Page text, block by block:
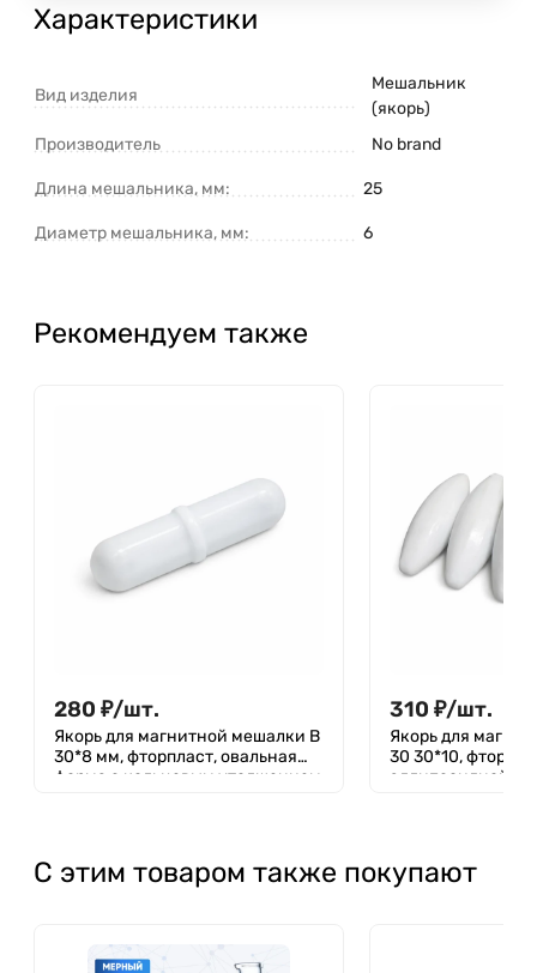
Характеристики
Вид изделия
Мешальник
(якорь)
Производитель
No brand
Длина мешальника, мм: 25
Диаметр мешальника, мм: 6
Рекомендуем также
280 ₽/шт.
Якорь для магнитной мешалки В
30*8 мм, фторпласт, овальная
форма с кольцевым утолщением
310 ₽/шт.
Якорь для
30 30*10,
эллипсоидной
С этим товаром также покупают